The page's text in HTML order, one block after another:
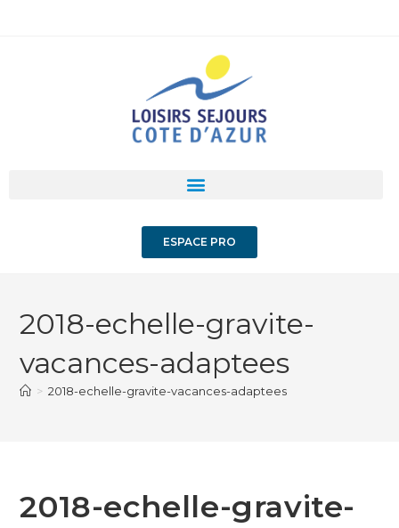
ESPACE PRO
2018-echelle-gravite-
vacances-adaptees
> 2018-echelle-gravite-vacances-adaptees
2018-echelle-gravite-